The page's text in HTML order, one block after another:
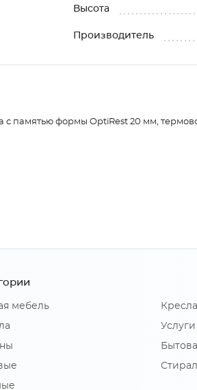
Высота
Производитель
памятью формы OptiRest 20 мм,
мебель
Услуги